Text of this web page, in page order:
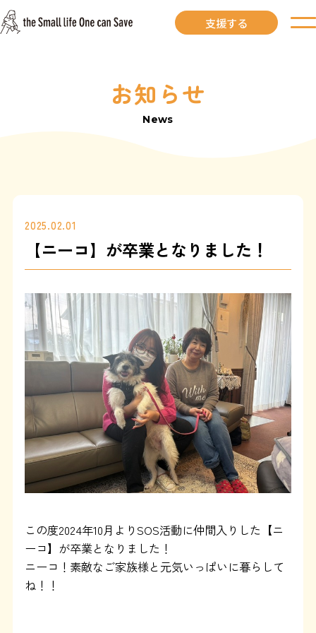
お知らせ
里親が見つかりました
よくある質問
SHOP
ブログ
協賛企業について
支援する
お知らせ
News
2025.02.01
【ニーコ】が卒業となりました！
この度2024年10月よりSOS活動に仲間入りした【ニ
ーコ】が卒業となりました！
ニーコ！素敵なご家族様と元気いっぱいに暮らして
ね！！